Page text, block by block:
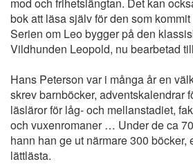
bok att läsa själv för den som
Serien om Leo bygger på den
Vildhunden Leopold, nu bearbetad
Hans Peterson var i många år en
skrev barnböcker, adventskalendrar
läsläror för låg- och mellanstadiet,
och vuxenromaner … Under de ca
hann han ge ut närmare 300 böcker,
lättlästa.